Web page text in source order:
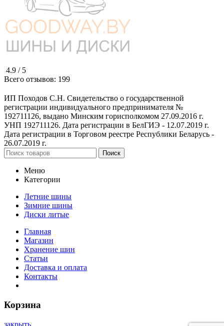
4.9 / 5
Всего отзывов: 199
ИП Походов С.Н. Свидетельство о государственной
регистрации индивидуального предпринимателя №
192711126, выдано Минским горисполкомом 27.09.2016 г.
УНП 192711126. Дата регистрации в БелГИЭ - 12.07.2019 г.
Дата регистрации в Торговом реестре Республики Беларусь -
26.07.2019 г.
Поиск
Меню
Категории
Летние шины
Зимние шины
Диски литые
Главная
Магазин
Хранение шин
Статьи
Доставка и оплата
Контакты
Корзина
закрыть